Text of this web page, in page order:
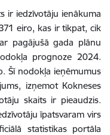
ir iedzīvotāju ienākuma
eiro, kas ir tikpat, cik
pagājušā gada plānu
prognoze 2024.
Šī nodokļa ieņēmumus
izņemot Kokneses
skaits ir pieaudzis.
īpatsvaram virs
statistikas portāla